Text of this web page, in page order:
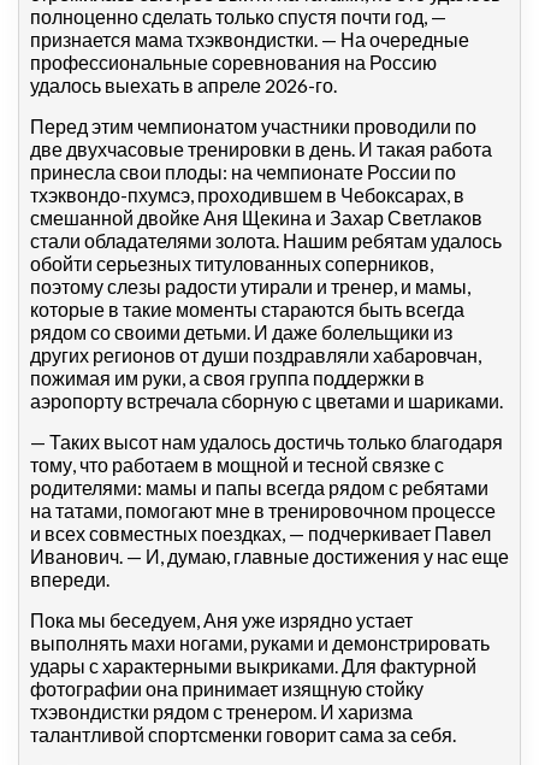
полноценно сделать только спустя почти год, —
признается мама тхэквондистки. — На очередные
профессиональные соревнования на Россию
удалось выехать в апреле 2026-го.
Перед этим чемпионатом участники проводили по
две двухчасовые тренировки в день. И такая работа
принесла свои плоды: на чемпионате России по
тхэквондо-пхумсэ, проходившем в Чебоксарах, в
смешанной двойке Аня Щекина и Захар Светлаков
стали обладателями золота. Нашим ребятам удалось
обойти серьезных титулованных соперников,
поэтому слезы радости утирали и тренер, и мамы,
которые в такие моменты стараются быть всегда
рядом со своими детьми. И даже болельщики из
других регионов от души поздравляли хабаровчан,
пожимая им руки, а своя группа поддержки в
аэропорту встречала сборную с цветами и шариками.
— Таких высот нам удалось достичь только благодаря
тому, что работаем в мощной и тесной связке с
родителями: мамы и папы всегда рядом с ребятами
на татами, помогают мне в тренировочном процессе
и всех совместных поездках, — подчеркивает Павел
Иванович. — И, думаю, главные достижения у нас еще
впереди.
Пока мы беседуем, Аня уже изрядно устает
выполнять махи ногами, руками и демонстрировать
удары с характерными выкриками. Для фактурной
фотографии она принимает изящную стойку
тхэвондистки рядом с тренером. И харизма
талантливой спортсменки говорит сама за себя.